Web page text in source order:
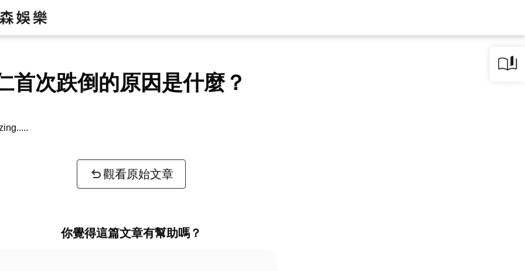
首次跌倒的原因是什麼？
觀看原始文章
你覺得這篇文章有幫助嗎？